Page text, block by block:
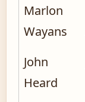
Marlon
Wayans
John
Heard